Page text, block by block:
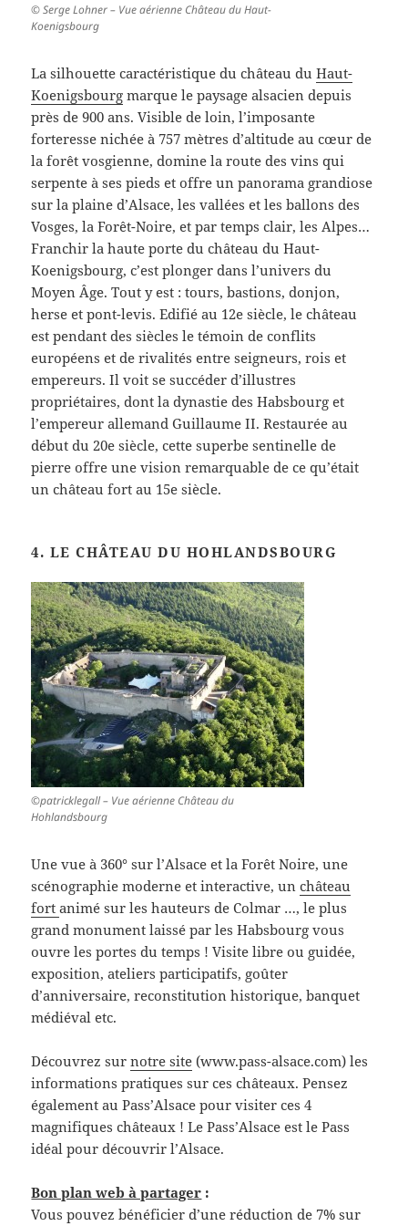
© Serge Lohner – Vue aérienne Château du Haut-
Koenigsbourg
La silhouette caractéristique du château duHaut-
Koenigsbourg marque le paysage alsacien depuis
près de 900 ans. Visible de loin, l’imposante
forteresse nichée à 757 mètres d’altitude au cœur de
la forêt vosgienne, domine la route des vins qui
serpente à ses pieds et offre un panorama grandiose
sur la plaine d’Alsace, les vallées et les ballons des
Vosges, la Forêt-Noire, et par temps clair, les Alpes…
Franchir la haute porte du château du Haut-
Koenigsbourg, c’est plonger dans l’univers du
Moyen Âge. Tout y est : tours, bastions, donjon,
herse et pont-levis. Edifié au 12e siècle, le château
est pendant des siècles le témoin de conflits
européens et de rivalités entre seigneurs, rois et
empereurs. Il voit se succéder d’illustres
propriétaires, dont la dynastie des Habsbourg et
l’empereur allemand Guillaume II. Restaurée au
début du 20e siècle, cette superbe sentinelle de
pierre offre une vision remarquable de ce qu’était
un château fort au 15e siècle.
4. LE CHÂTEAU DU HOHLANDSBOURG
©patricklegall – Vue aérienne Château du
Hohlandsbourg
Une vue à 360° sur l’Alsace et la Forêt Noire, une
scénographie moderne et interactive, unchâteau
fortanimé sur les hauteurs de Colmar …, le plus
grand monument laissé par les Habsbourg vous
ouvre les portes du temps ! Visite libre ou guidée,
exposition, ateliers participatifs, goûter
d’anniversaire, reconstitution historique, banquet
médiéval etc.
Découvrez surnotre site (www.pass-alsace.com) les
informations pratiques sur ces châteaux. Pensez
également au Pass’Alsace pour visiter ces 4
magnifiques châteaux ! Le Pass’Alsace est le Pass
idéal pour découvrir l’Alsace.
Bon plan web à partager :
Vous pouvez bénéficier d’une réduction de 7% sur